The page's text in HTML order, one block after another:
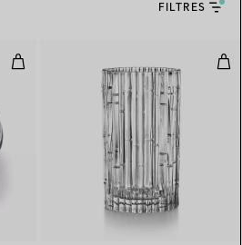
FILTRES
Boîte Cœur en cristal